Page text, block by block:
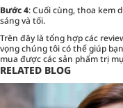
Bước 4: Cuối cùng, thoa kem
sáng và tối.
Trên đây là tổng hợp các
vọng chúng tôi có thể giúp
mua được các sản phẩm trị
RELATED BLOG